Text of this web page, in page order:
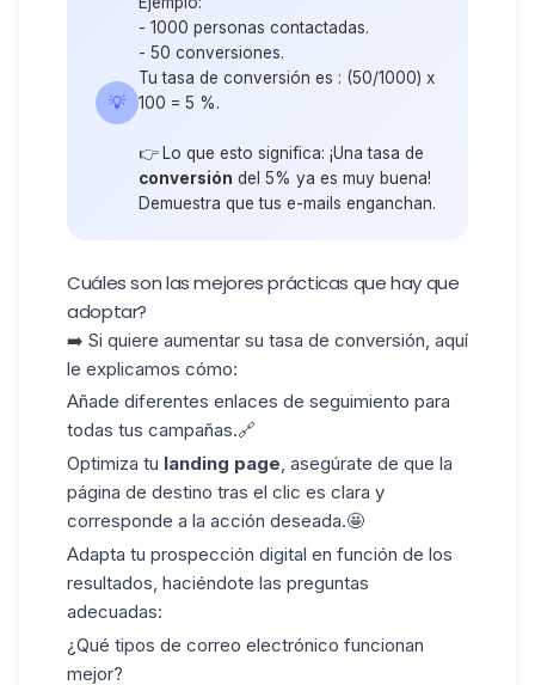
💡
- 1000 personas contactadas.
- 50 conversiones.
Tu tasa de conversión es : (50/1000) x
100 = 5 %.
👉 Lo que esto significa: ¡Una tasa de
conversión del 5% ya es muy buena!
Demuestra que tus e-mails enganchan.
Cuáles son las mejores prácticas que hay que
adoptar?
➡️ Si quiere aumentar su tasa de conversión, aquí
le explicamos cómo:
Añade diferentes enlaces de seguimiento para
todas tus campañas.🔗
Optimiza tu landing page, asegúrate de que la
página de destino tras el clic es clara y
corresponde a la acción deseada.🤩
Adapta tu prospección digital en función de los
resultados, haciéndote las preguntas
adecuadas:
¿Qué tipos de correo electrónico funcionan
mejor?